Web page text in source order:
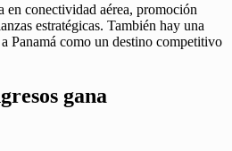
en conectividad aérea, promoción
estratégicas. También hay una
Panamá como un destino competitivo
gana